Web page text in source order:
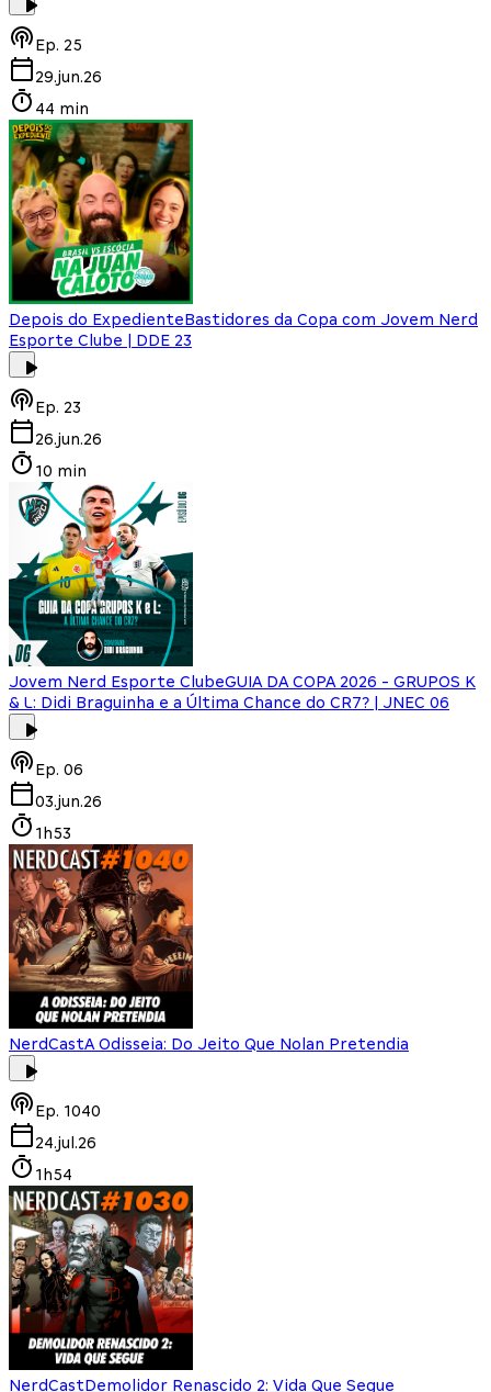
Ep. 25
29.jun.26
44 min
Depois do ExpedienteBastidores da Copa com Jovem Nerd
Esporte Clube | DDE 23
Ep. 23
26.jun.26
10 min
Jovem Nerd Esporte ClubeGUIA DA COPA 2026 - GRUPOS K
& L: Didi Braguinha e a Última Chance do CR7? | JNEC 06
Ep. 06
03.jun.26
1h53
NerdCastA Odisseia: Do Jeito Que Nolan Pretendia
Ep. 1040
24.jul.26
1h54
NerdCastDemolidor Renascido 2: Vida Que Segue